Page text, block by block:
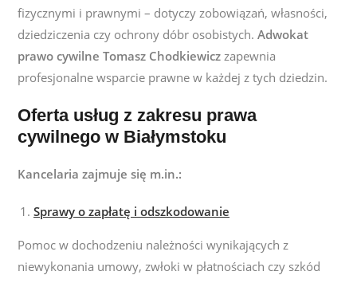
fizycznymi i prawnymi – dotyczy zobowiązań, własności,
dziedziczenia czy ochrony dóbr osobistych. Adwokat
prawo cywilne Tomasz Chodkiewicz zapewnia
profesjonalne wsparcie prawne w każdej z tych dziedzin.
Oferta usług z zakresu prawa
cywilnego w Białymstoku
Kancelaria zajmuje się m.in.:
Sprawy o zapłatę i odszkodowanie
Pomoc w dochodzeniu należności wynikających z
niewykonania umowy, zwłoki w płatnościach czy szkód